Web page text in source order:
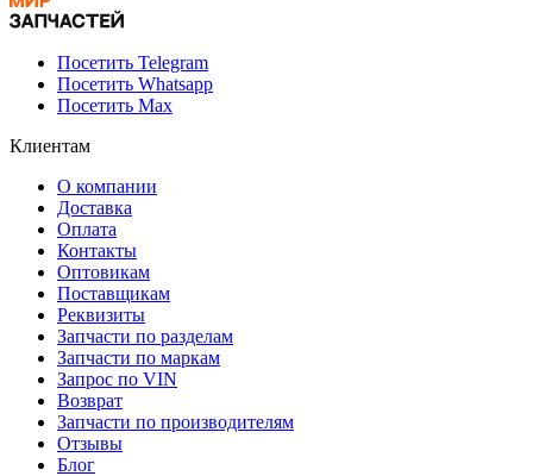
Посетить Telegram
Посетить Whatsapp
Посетить Max
Клиентам
О компании
Доставка
Оплата
Контакты
Оптовикам
Поставщикам
Реквизиты
Запчасти по разделам
Запчасти по маркам
Запрос по VIN
Возврат
Запчасти по производителям
Отзывы
Блог